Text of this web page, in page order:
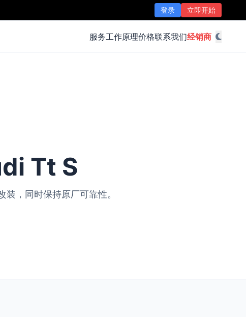
登录 立即开始
服务工作原理价格联系我们经销商
Tt S
，同时保持原厂可靠性。